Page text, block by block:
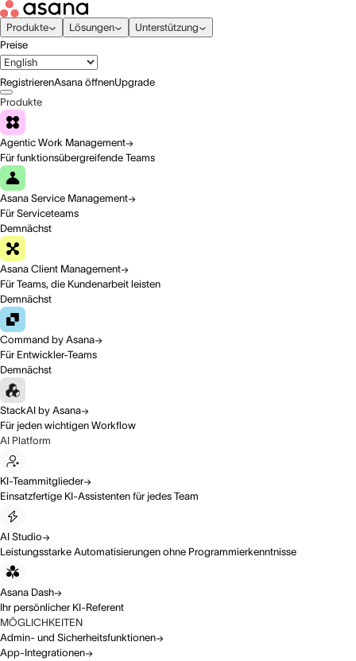
Produkte Lösungen
Unterstützung
Preise
RegistrierenAsana öffnenUpgrade
Produkte
Agentic Work Management
Für funktionsübergreifende Teams
Asana Service Management
Für Serviceteams
Demnächst
Asana Client Management
Für Teams, die Kundenarbeit leisten
Demnächst
Command by Asana
Für Entwickler-Teams
Demnächst
StackAI by Asana
Für jeden wichtigen Workflow
AI Platform
KI-Teammitglieder
Einsatzfertige KI-Assistenten für jedes Team
AI Studio
Leistungsstarke Automatisierungen ohne Programmierkenntnisse
Asana Dash
Ihr persönlicher KI-Referent
MÖGLICHKEITEN
Admin- und Sicherheitsfunktionen
App-Integrationen